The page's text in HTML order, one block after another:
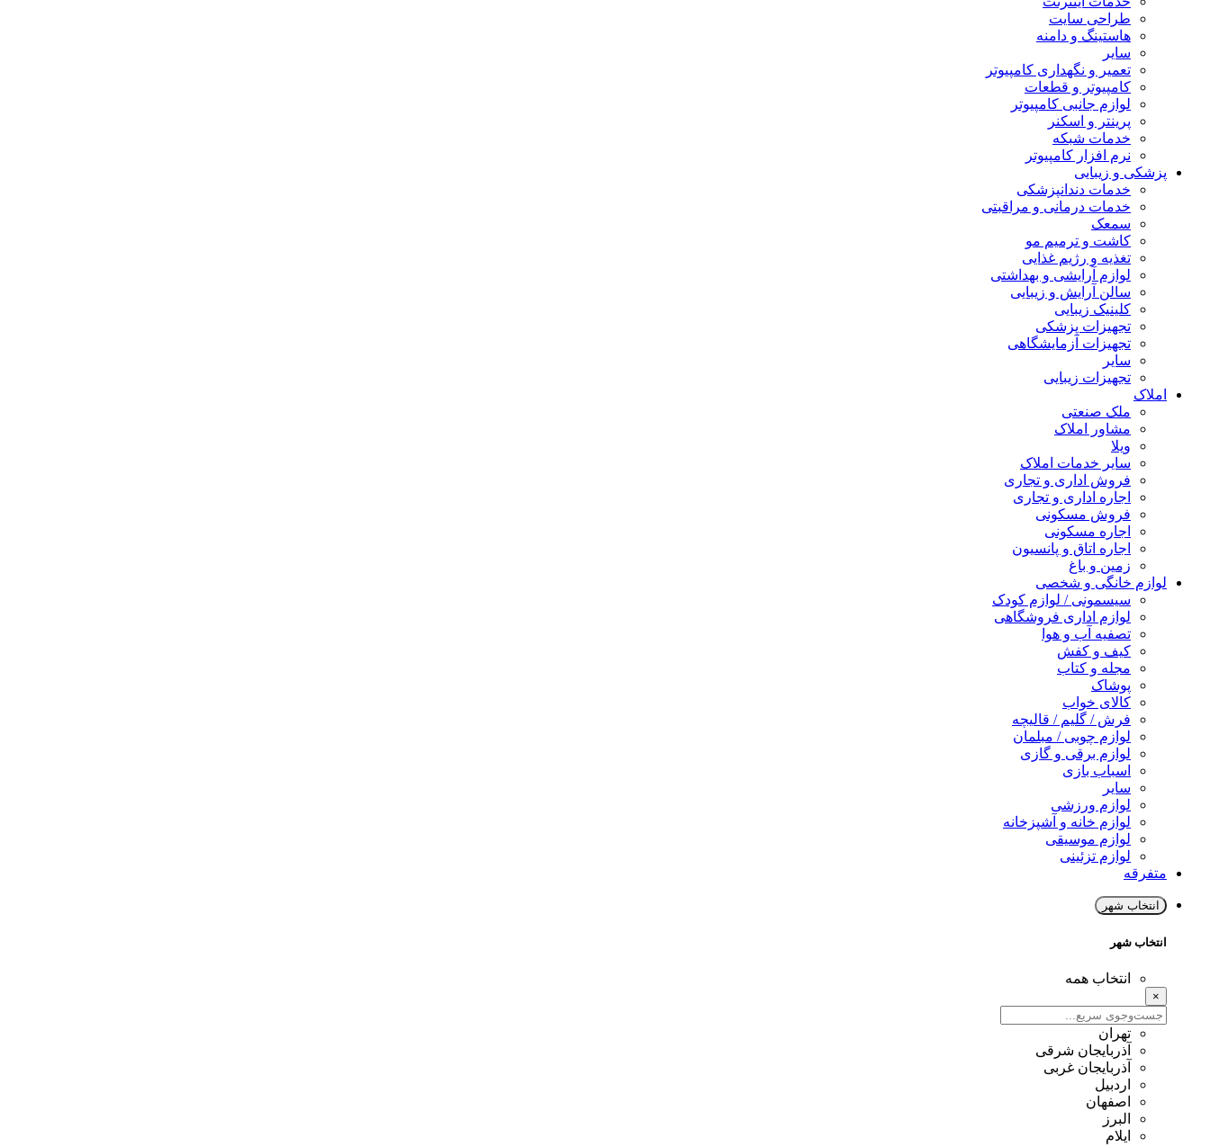
طراحی سایت
هاستینگ و دامنه
سایر
تعمیر و نگهداری کامپیوتر
کامپیوتر و قطعات
لوازم جانبی کامپیوتر
پرینتر و اسکنر
خدمات شبکه
نرم افزار کامپیوتر
پزشکی و زیبایی
خدمات دندانپزشکی
خدمات درمانی و مراقبتی
سمعک
کاشت و ترمیم مو
تغذیه و رژیم غذایی
لوازم آرایشی و بهداشتی
سالن آرایش و زیبایی
کلینیک زیبایی
تجهیزات پزشکی
تجهیزات آزمایشگاهی
سایر
تجهیزات زیبایی
املاک
ملک صنعتی
مشاور املاک
ویلا
سایر خدمات املاک
فروش اداری و تجاری
اجاره اداری و تجاری
فروش مسکونی
اجاره مسکونی
اجاره اتاق و پانسیون
زمین و باغ
لوازم خانگی و شخصی
سیسمونی / لوازم کودک
لوازم اداری فروشگاهی
تصفیه آب و هوا
کیف و کفش
مجله و کتاب
پوشاک
کالای خواب
فرش / گلیم / قالیچه
لوازم چوبی / مبلمان
لوازم برقی و گازی
اسباب بازی
سایر
لوازم ورزشی
لوازم خانه و آشپزخانه
لوازم موسیقی
لوازم تزئینی
متفرقه
انتخاب شهر
انتخاب شهر
انتخاب همه
×
تهران
آذربایجان شرقی
آذربایجان غربی
اردبیل
اصفهان
البرز
ایلام